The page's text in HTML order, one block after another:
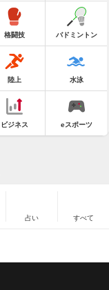
格闘技 バドミントン
陸上 水泳
ビジネス eスポーツ
占い すべて